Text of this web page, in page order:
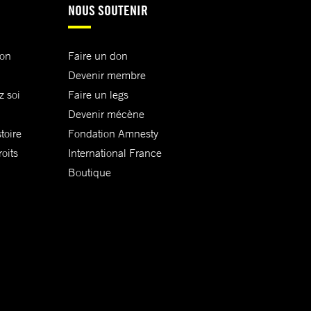
soi
NOUS SOUTENIR
Faire un don
Devenir membre
Faire un legs
Devenir mécène
Fondation Amnesty
International France
Boutique